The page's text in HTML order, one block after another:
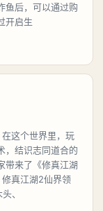
鱼后，可以通过购
开启生
这个世界里，玩
，结识志同道合的
带来了《修真江湖
真江湖2仙界领
、